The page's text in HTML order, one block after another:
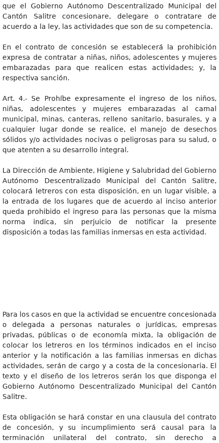
que el Gobierno Autónomo Descentralizado Municipal del
Cantón Salitre concesionare, delegare o contratare de
acuerdo a la ley, las actividades que son de su competencia.
En el contrato de concesión se establecerá la prohibición
expresa de contratar a niñas, niños, adolescentes y mujeres
embarazadas para que realicen estas actividades; y, la
respectiva sanción.
Art. 4.- Se Prohíbe expresamente el ingreso de los niños,
niñas, adolescentes y mujeres embarazadas al camal
municipal, minas, canteras, relleno sanitario, basurales, y a
cualquier lugar donde se realice, el manejo de desechos
sólidos y/o actividades nocivas o peligrosas para su salud, o
que atenten a su desarrollo integral.
La Dirección de Ambiente, Higiene y Salubridad del Gobierno
Autónomo Descentralizado Municipal del Cantón Salitre,
colocará letreros con esta disposición, en un lugar visible, a
la entrada de los lugares que de acuerdo al inciso anterior
queda prohibido el ingreso para las personas que la misma
norma indica, sin perjuicio de notificar la presente
disposición a todas las familias inmersas en esta actividad.
Para los casos en que la actividad se encuentre concesionada
o delegada a personas naturales o jurídicas, empresas
privadas, públicas o de economía mixta, la obligación de
colocar los letreros en los términos indicados en el inciso
anterior y la notificación a las familias inmersas en dichas
actividades, serán de cargo y a costa de la concesionaria. El
texto y el diseño de los letreros serán los que disponga el
Gobierno Autónomo Descentralizado Municipal del Cantón
Salitre.
Esta obligación se hará constar en una clausula del contrato
de concesión, y su incumplimiento será causal para la
terminación unilateral del contrato, sin derecho a